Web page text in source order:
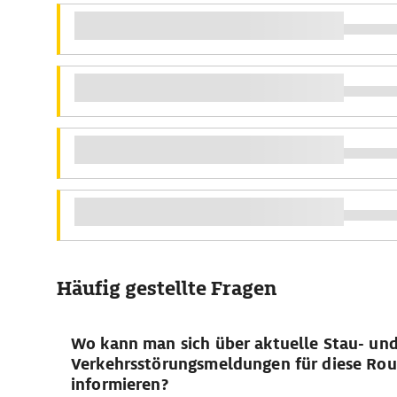
Häufig gestellte Fragen
Wo kann man sich über aktuelle Stau-
Verkehrsstörungsmeldungen für diese
informieren?